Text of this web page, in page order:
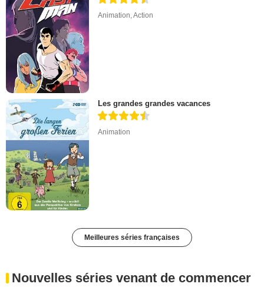
Animation,Action
Les grandes grandes vacances
Animation
Meilleures séries françaises
Nouvelles séries venant de commencer